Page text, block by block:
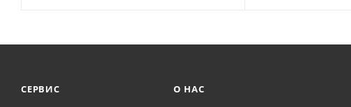
СЕРВИС О НАС